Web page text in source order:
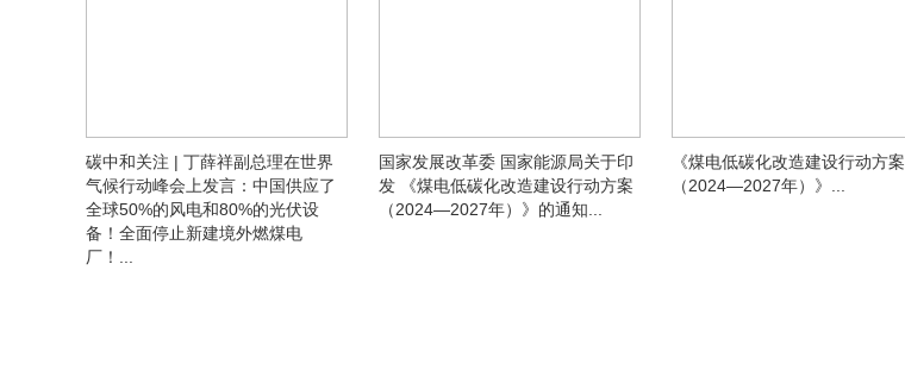
碳中和关注 | 丁薛祥副总理在世界
气候行动峰会上发言：中国供应了
全球50%的风电和80%的光伏设
备！全面停止新建境外燃煤电
厂！...
国家发展改革委 国家能源局关于印
发 《煤电低碳化改造建设行动方案
（2024—2027年）》的通知...
《煤电低碳化改造建设行动方案
（2024—2027年）》...